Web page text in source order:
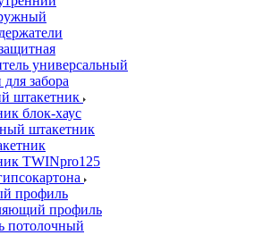
универсальный
забора
штакетник
блок-хаус
штакетник
TWINpro125
профиль
профиль
потолочный